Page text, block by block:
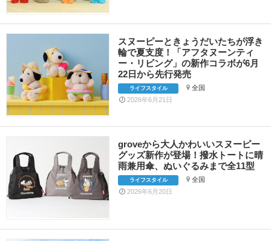
スヌーピーときょうだいたちが浮き
輪で夏支度！「アフタヌーンティ
ー・リビング」の新作コラボが6月
22日から先行発売
ライフスタイル
全国
2026年6月21日
groveから大人かわいいスヌーピー
グッズ新作が登場！撥水トートに晴
雨兼用傘、ぬいぐるみまで全11型
ライフスタイル
全国
2026年6月20日